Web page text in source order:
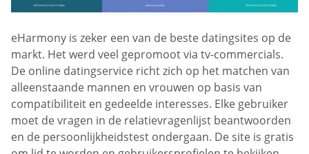
eHarmony is zeker een van de beste datingsites op de
markt. Het werd veel gepromoot via tv-commercials.
De online datingservice richt zich op het matchen van
alleenstaande mannen en vrouwen op basis van
compatibiliteit en gedeelde interesses. Elke gebruiker
moet de vragen in de relatievragenlijst beantwoorden
en de persoonlijkheidstest ondergaan. De site is gratis